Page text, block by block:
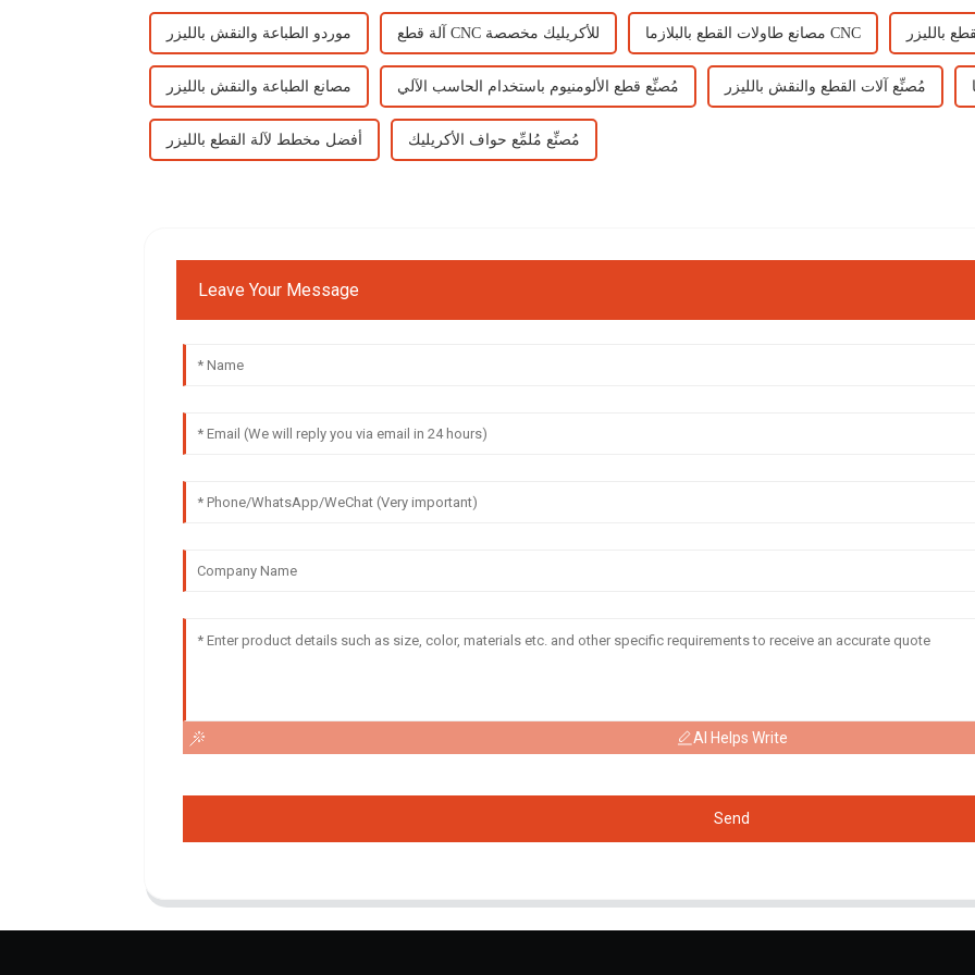
موردو الطباعة والنقش بالليزر آلة قطع CNC للأكريليك مخصصة مصانع طاولات القطع بالبلازما CNC بالليزر
مصانع الطباعة والنقش بالليزر مُصنِّع قطع الألومنيوم باستخدام الحاسب الآلي مُصنِّع آلات القطع والنقش بالليزر
أفضل مخطط لآلة القطع بالليزر مُصنِّع مُلمِّع حواف الأكريليك
Leave Your Message
AI Helps Write
Send